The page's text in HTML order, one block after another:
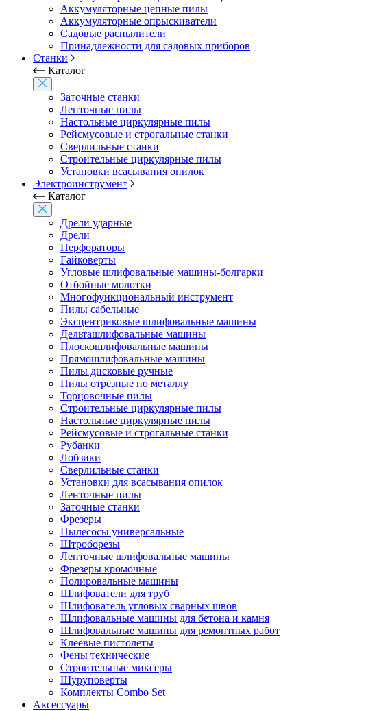
Аккумуляторные цепные пилы
Аккумуляторные опрыскиватели
Садовые распылители
Принадлежности для садовых приборов
Станки
Каталог
Заточные станки
Ленточные пилы
Настольные циркулярные пилы
Рейсмусовые и строгальные станки
Сверлильные станки
Строительные циркулярные пилы
Установки всасывания опилок
Электроинструмент
Каталог
Дрели ударные
Дрели
Перфораторы
Гайковерты
Угловые шлифовальные машины-болгарки
Отбойные молотки
Многофункциональный инструмент
Пилы сабельные
Эксцентриковые шлифовальные машины
Дельташлифовальные машины
Плоскошлифовальные машины
Прямошлифовальные машины
Пилы дисковые ручные
Пилы отрезные по металлу
Торцовочные пилы
Строительные циркулярные пилы
Настольные циркулярные пилы
Рейсмусовые и строгальные станки
Рубанки
Лобзики
Сверлильные станки
Установки для всасывания опилок
Ленточные пилы
Заточные станки
Фрезеры
Пылесосы универсальные
Штроборезы
Ленточные шлифовальные машины
Фрезеры кромочные
Полировальные машины
Шлифователи для труб
Шлифователь угловых сварных швов
Шлифовальные машины для бетона и камня
Шлифовальные машины для ремонтных работ
Клеевые пистолеты
Фены технические
Строительные миксеры
Шуруповерты
Комплекты Combo Set
Аксессуары